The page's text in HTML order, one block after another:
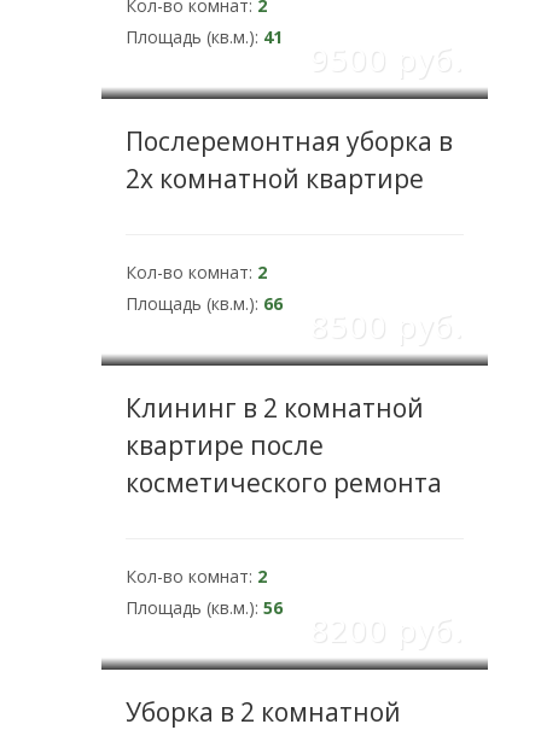
Кол-во комнат: 2
Площадь (кв.м.): 41
Послеремонтная уборка в
2х комнатной квартире
Кол-во комнат: 2
Площадь (кв.м.): 66
Клининг в 2 комнатной
квартире после
косметического ремонта
Кол-во комнат: 2
Площадь (кв.м.): 56
Уборка в 2 комнатной